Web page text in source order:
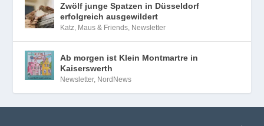
Zwölf junge Spatzen in Düsseldorf
erfolgreich ausgewildert
Katz, Maus & Friends, Newsletter
Ab morgen ist Klein Montmartre in
Kaiserswerth
Newsletter, NordNews